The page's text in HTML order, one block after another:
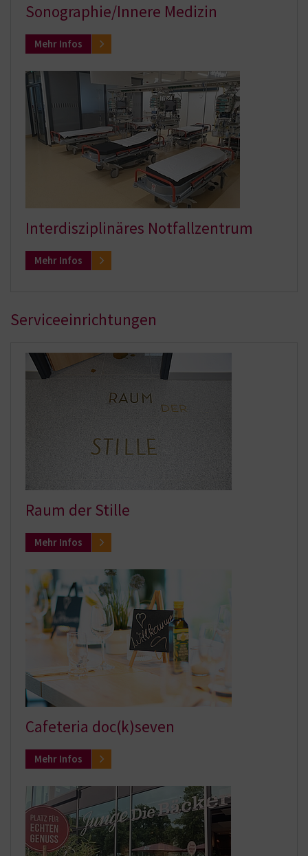
Sonographie/Innere Medizin
Mehr Infos
Interdisziplinäres Notfallzentrum
Mehr Infos
Serviceeinrichtungen
Raum der Stille
Mehr Infos
Cafeteria doc(k)seven
Mehr Infos